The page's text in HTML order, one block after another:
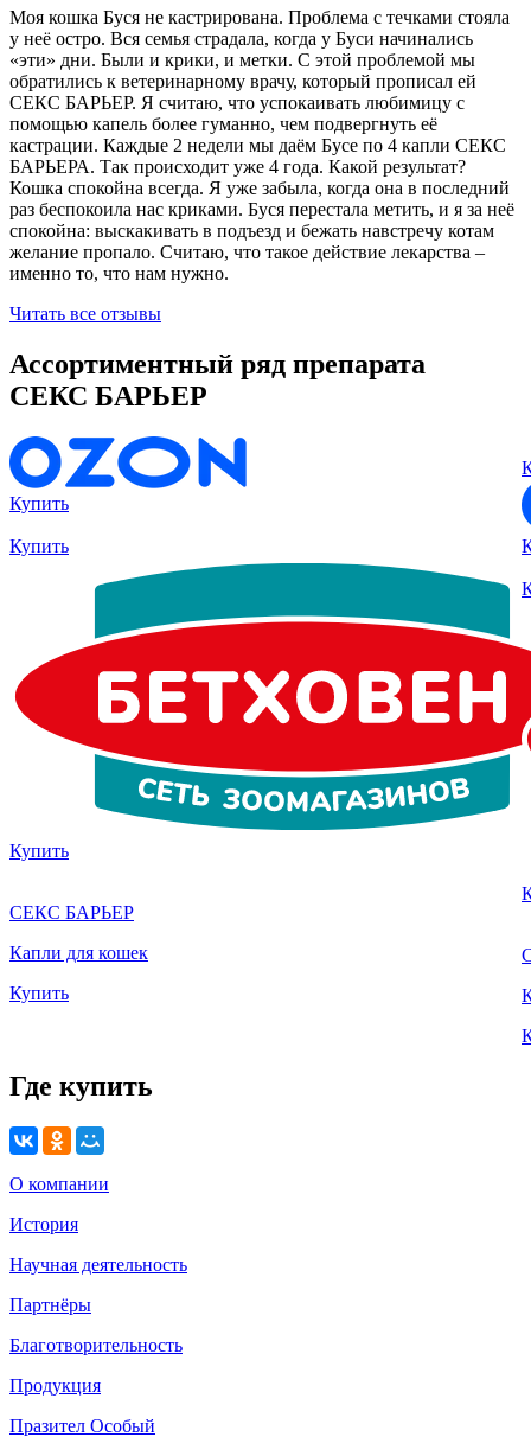
Моя кошка Буся не кастрирована. Проблема с течками стояла
у неё остро. Вся семья страдала, когда у Буси начинались
«эти» дни. Были и крики, и метки. С этой проблемой мы
обратились к ветеринарному врачу, который прописал ей
СЕКС БАРЬЕР. Я считаю, что успокаивать любимицу с
помощью капель более гуманно, чем подвергнуть её
кастрации. Каждые 2 недели мы даём Бусе по 4 капли СЕКС
БАРЬЕРА. Так происходит уже 4 года. Какой результат?
Кошка спокойна всегда. Я уже забыла, когда она в последний
раз беспокоила нас криками. Буся перестала метить, и я за неё
спокойна: выскакивать в подъезд и бежать навстречу котам
желание пропало. Считаю, что такое действие лекарства –
именно то, что нам нужно.
Читать все отзывы
Ассортиментный ряд препарата
СЕКС БАРЬЕР
Купить
Купить
Купить
СЕКС БАРЬЕР
Капли для кошек
Купить
Где купить
О компании
История
Научная деятельность
Партнёры
Благотворительность
Продукция
Празител Особый